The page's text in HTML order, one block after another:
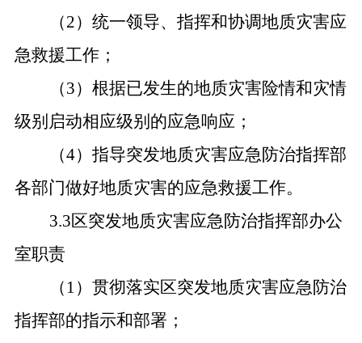
（2） 统一领导、指挥和协调地质灾害应
急救援工作；
（3）根据已发生的地质灾害险情和灾情
级别启动相应级别的应急响应；
（4）指导突发地质灾害应急防治指挥部
各部门做好地质灾害的应急救援工作。
3.3区突发地质灾害应急防治指挥部办公
室职责
（1）贯彻落实区突发地质灾害应急防治
指挥部的指示和部署；